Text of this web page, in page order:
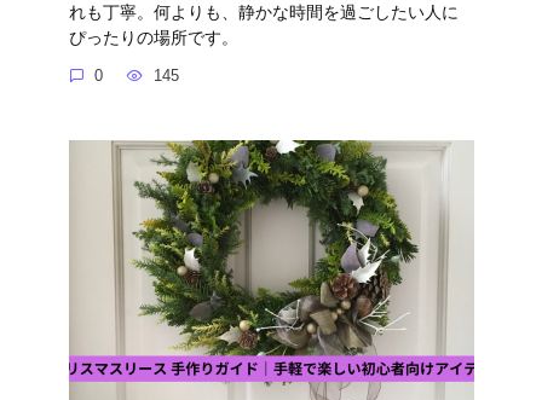
れも丁寧。何よりも、静かな時間を過ごしたい人に
ぴったりの場所です。
0 145